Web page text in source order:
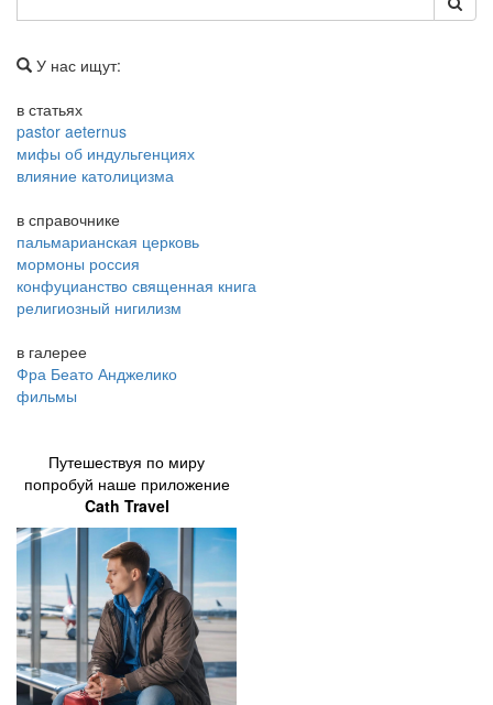
У нас ищут:
в статьях
pastor aeternus
мифы об индульгенциях
влияние католицизма
в справочнике
пальмарианская церковь
мормоны россия
конфуцианство священная книга
религиозный нигилизм
в галерее
Фра Беато Анджелико
фильмы
Путешествуя по миру
попробуй наше приложение
Cath Travel